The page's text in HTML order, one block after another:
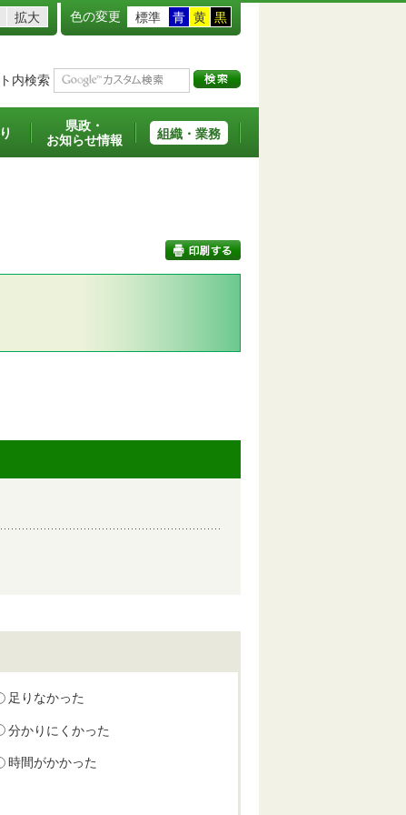
拡大 色の変更 標準 青 黄 黒
内検索
県政・
お知らせ情報
組織・業務
足りなかった
分かりにくかった
時間がかかった